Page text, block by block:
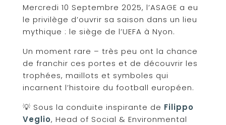
Mercredi 10 Septembre 2025, l’ASAGE a eu
le privilège d’ouvrir sa saison dans un lieu
mythique : le siège de l’UEFA à Nyon.
Un moment rare – très peu ont la chance
de franchir ces portes et de découvrir les
trophées, maillots et symboles qui
incarnent l’histoire du football européen.
💡 Sous la conduite inspirante de Filippo
Veglio, Head of Social & Environmental